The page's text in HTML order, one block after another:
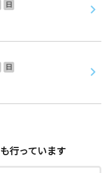
日
日
も行っています